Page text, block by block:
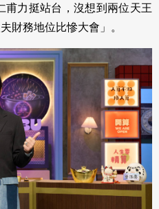
甫力挺站台，沒想到兩位天王
財務地位比慘大會」。